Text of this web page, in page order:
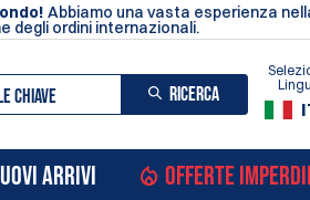
Abbiamo una vasta esperienza
degli ordini internazionali.
RICERCA
ARRIVI OFFERTE